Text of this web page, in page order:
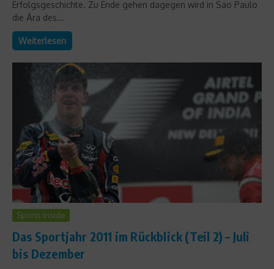
Erfolgsgeschichte. Zu Ende gehen dagegen wird in Sao Paulo
die Ära des...
Weiterlesen
Sports Inside
Das Sportjahr 2011 im Rückblick (Teil 2) – Juli
bis Dezember